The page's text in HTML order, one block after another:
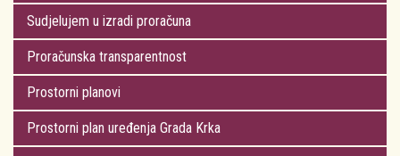
Sudjelujem u izradi proračuna
Proračunska transparentnost
Prostorni planovi
Prostorni plan uređenja Grada Krka